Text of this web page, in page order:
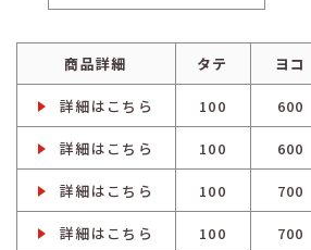
商品詳細 タテ ヨコ
詳細はこちら 100 600
詳細はこちら 100 600
詳細はこちら 100 700
詳細はこちら 100 700